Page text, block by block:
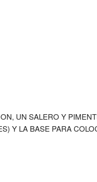
UN SALERO Y
Y LA BASE PARA